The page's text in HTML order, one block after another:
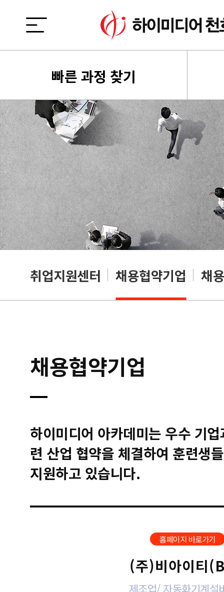
빠른 과정 찾기
취업지원센터 채용협약기업 채
채용협약기업
하이미디어 아카데미는 우수 기
련 산업 협약을 체결하여 훈련생
지원하고 있습니다.
홈페이지 바로가기
(주)비아이티
제조업/ 자동화기계설